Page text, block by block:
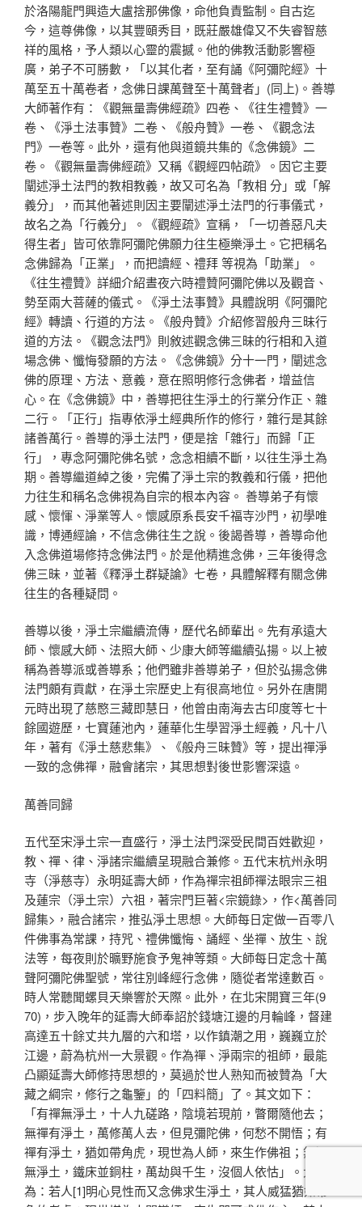
於洛陽龍門興造大盧捨那佛像，命他負責監制。自古迄
今，這尊佛像，以其豐頤秀目，既莊嚴雄偉又不失睿智慈
祥的風格，予人類以心靈的震撼。他的佛教活動影響極
廣，弟子不可勝數，「以其化者，至有誦《阿彌陀經》十
萬至五十萬卷者，念佛日課萬聲至十萬聲者」(同上)。善導
大師著作有：《觀無量壽佛經疏》四卷、《往生禮贊》一
卷、《淨土法事贊》二卷、《般舟贊》一卷、《觀念法
門》一卷等。此外，還有他與道鏡共集的《念佛鏡》二
卷。《觀無量壽佛經疏》又稱《觀經四帖疏》。因它主要
闡述淨土法門的教相教義，故又可名為「教相 分」或「解
義分」，而其他著述則因主要闡述淨土法門的行事儀式，
故名之為「行義分」。《觀經疏》宣稱，「一切善惡凡夫
得生者」皆可依靠阿彌陀佛願力往生極樂淨土。它把稱名
念佛歸為「正業」，而把讀經、禮拜 等視為「助業」。
《往生禮贊》詳細介紹晝夜六時禮贊阿彌陀佛以及觀音、
勢至兩大菩薩的儀式。《淨土法事贊》具體說明《阿彌陀
經》轉讀、行道的方法。《般舟贊》介紹修習般舟三昧行
道的方法。《觀念法門》則敘述觀念佛三昧的行相和入道
場念佛、懺悔發願的方法。《念佛鏡》分十一門，闡述念
佛的原理、方法、意義，意在照明修行念佛者，增益信
心。在《念佛鏡》中，善導把往生淨土的行業分作正、雜
二行。「正行」指專依淨土經典所作的修行，雜行是其餘
諸善萬行。善導的淨土法門，便是捨「雜行」而歸「正
行」，專念阿彌陀佛名號，念念相續不斷，以往生淨土為
期。善導繼道綽之後，完備了淨土宗的教義和行儀，把他
力往生和稱名念佛視為自宗的根本內容。 善導弟子有懷
感、懷惲、淨業等人。懷感原系長安千福寺沙門，初學唯
識，博通經論，不信念佛往生之說。後謁善導，善導命他
入念佛道場修持念佛法門。於是他精進念佛，三年後得念
佛三昧，並著《釋淨土群疑論》七卷，具體解釋有關念佛
往生的各種疑問。
善導以後，淨土宗繼續流傳，歷代名師輩出。先有承遠大
師、懷感大師、法照大師、少康大師等繼續弘揚。以上被
稱為善導派或善導系；他們雖非善導弟子，但於弘揚念佛
法門頗有貢獻，在淨土宗歷史上有很高地位。另外在唐開
元時出現了慈愍三藏即慧日，他曾由南海去古印度等七十
餘國遊歷，七寶蓮池內，蓮華化生學習淨土經義，凡十八
年，著有《淨土慈悲集》、《般舟三昧贊》等，提出禪淨
一致的念佛禪，融會諸宗，其思想對後世影響深遠。
萬善同歸
五代至宋淨土宗一直盛行，淨土法門深受民間百姓歡迎，
教、禪、律、淨諸宗繼續呈現融合兼修。五代末杭州永明
寺（淨慈寺）永明延壽大師，作為禪宗祖師禪法眼宗三祖
及蓮宗（淨土宗）六祖，著宗門巨著<宗鏡錄>，作<萬善同
歸集>，融合諸宗，推弘淨土思想。大師每日定做一百零八
件佛事為常課，持咒、禮佛懺悔、誦經、坐禪、放生、說
法等，每夜則於曠野施食予鬼神等類。大師每日定念十萬
聲阿彌陀佛聖號，常往別峰經行念佛，隨從者常達數百。
時人常聽聞螺貝天樂響於天際。此外，在北宋開寶三年(9
70)，步入晚年的延壽大師奉詔於錢塘江邊的月輪峰，督建
高達五十餘丈共九層的六和塔，以作鎮潮之用，巍巍立於
江邊，蔚為杭州一大景觀。作為禪、淨兩宗的祖師，最能
凸顯延壽大師修持思想的，莫過於世人熟知而被贊為「大
藏之綱宗，修行之龜鑒」的「四料簡」了。其文如下：
「有禪無淨土，十人九磋路，陰境若現前，瞥爾隨他去；
無禪有淨土，萬修萬人去，但見彌陀佛，何愁不開悟；有
禪有淨土，猶如帶角虎，現世為人師，來生作佛祖；無禪
無淨土，鐵床並銅柱，萬劫與千生，沒個人依怙」。大意
為：若人[1]明心見性而又念佛求生淨土，其人威猛猶如帶